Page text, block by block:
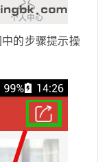
的步骤提示操